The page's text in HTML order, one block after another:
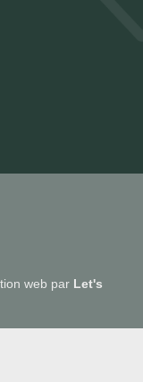
web par Let's